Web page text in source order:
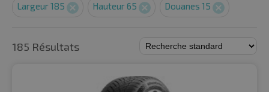
Largeur 185 Hauteur 65 Douanes 15
185 Résultats